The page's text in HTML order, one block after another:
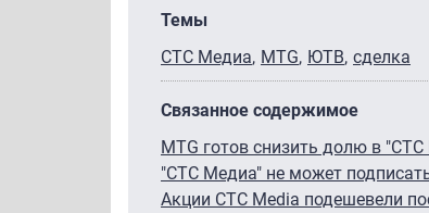
Темы
СТС Медиа MTG ЮТВ сделка
Связанное содержимое
MTG готов снизить долю в
"СТС Медиа" не может
Акции CTC Media подешевели